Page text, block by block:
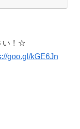
い！☆
goo.gl/kGE6Jn